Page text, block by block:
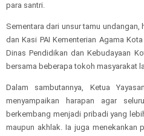
para santri.
Sementara dari unsur tamu undangan,
dan Kasi PAI Kementerian Agama
Dinas Pendidikan dan Kebudayaan
bersama beberapa tokoh masyarakat
Dalam sambutannya, Ketua
menyampaikan harapan agar
berkembang menjadi pribadi yang
maupun akhlak. Ia juga menekankan